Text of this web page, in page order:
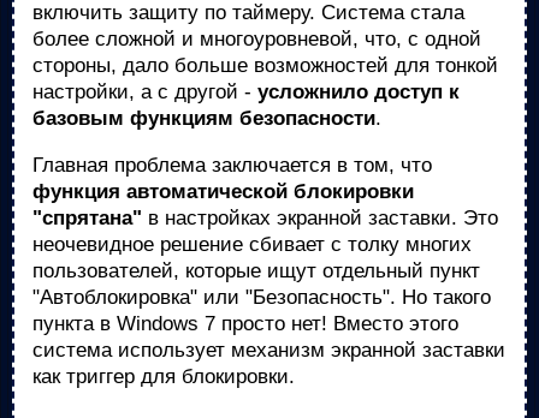
включить защиту по таймеру. Система стала
более сложной и многоуровневой, что, с одной
стороны, дало больше возможностей для тонкой
настройки, а с другой - усложнило доступ к
базовым функциям безопасности.
Главная проблема заключается в том, что
функция автоматической блокировки
"спрятана" в настройках экранной заставки. Это
неочевидное решение сбивает с толку многих
пользователей, которые ищут отдельный пункт
"Автоблокировка" или "Безопасность". Но такого
пункта в Windows 7 просто нет! Вместо этого
система использует механизм экранной заставки
как триггер для блокировки.